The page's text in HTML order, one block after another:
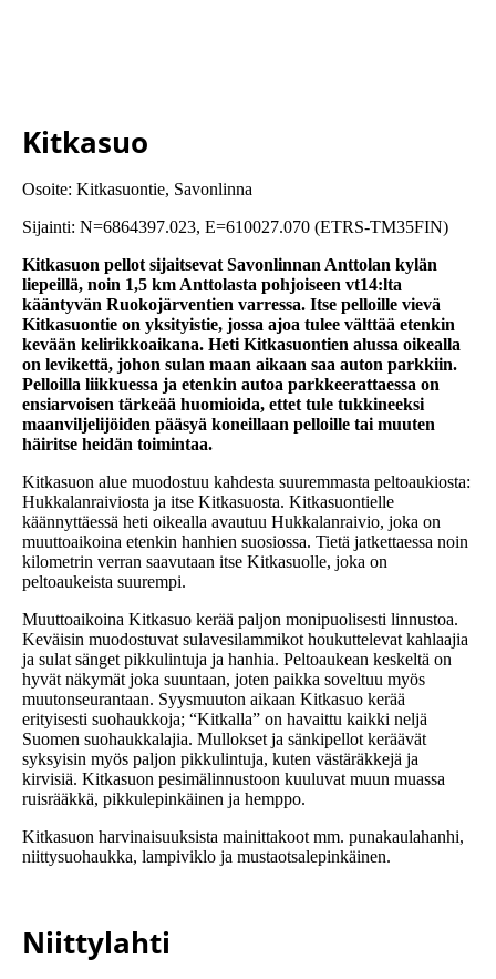
Kitkasuo
Osoite: Kitkasuontie, Savonlinna
Sijainti: N=6864397.023, E=610027.070 (ETRS-TM35FIN)
Kitkasuon pellot sijaitsevat Savonlinnan Anttolan kylän
liepeillä, noin 1,5 km Anttolasta pohjoiseen vt14:lta
kääntyvän Ruokojärventien varressa. Itse pelloille vievä
Kitkasuontie on yksityistie, jossa ajoa tulee välttää etenkin
kevään kelirikkoaikana. Heti Kitkasuontien alussa oikealla
on levikettä, johon sulan maan aikaan saa auton parkkiin.
Pelloilla liikkuessa ja etenkin autoa parkkeerattaessa on
ensiarvoisen tärkeää huomioida, ettet tule tukkineeksi
maanviljelijöiden pääsyä koneillaan pelloille tai muuten
häiritse heidän toimintaa.
Kitkasuon alue muodostuu kahdesta suuremmasta peltoaukiosta:
Hukkalanraiviosta ja itse Kitkasuosta. Kitkasuontielle
käännyttäessä heti oikealla avautuu Hukkalanraivio, joka on
muuttoaikoina etenkin hanhien suosiossa. Tietä jatkettaessa noin
kilometrin verran saavutaan itse Kitkasuolle, joka on
peltoaukeista suurempi.
Muuttoaikoina Kitkasuo kerää paljon monipuolisesti linnustoa.
Keväisin muodostuvat sulavesilammikot houkuttelevat kahlaajia
ja sulat sänget pikkulintuja ja hanhia. Peltoaukean keskeltä on
hyvät näkymät joka suuntaan, joten paikka soveltuu myös
muutonseurantaan. Syysmuuton aikaan Kitkasuo kerää
erityisesti suohaukkoja; “Kitkalla” on havaittu kaikki neljä
Suomen suohaukkalajia. Mullokset ja sänkipellot keräävät
syksyisin myös paljon pikkulintuja, kuten västäräkkejä ja
kirvisiä. Kitkasuon pesimälinnustoon kuuluvat muun muassa
ruisrääkkä, pikkulepinkäinen ja hemppo.
Kitkasuon harvinaisuuksista mainittakoot mm. punakaulahanhi,
niittysuohaukka, lampiviklo ja mustaotsalepinkäinen.
Niittylahti